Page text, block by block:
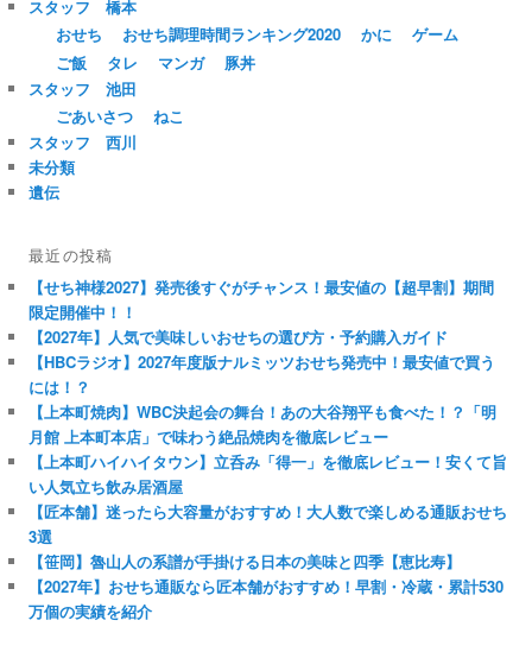
スタッフ 橋本
おせち
おせち調理時間ランキング2020 かに
ゲーム
ご飯
タレ マンガ
豚丼
スタッフ 池田
ごあいさつ
ねこ
スタッフ 西川
未分類
遺伝
最近の投稿
【せち神様2027】発売後すぐがチャンス！最安値の【超早割】期間
限定開催中！！
【2027年】人気で美味しいおせちの選び方・予約購入ガイド
【HBCラジオ】2027年度版ナルミッツおせち発売中！最安値で買う
には！？
【上本町焼肉】WBC決起会の舞台！あの大谷翔平も食べた！？「明
月館 上本町本店」で味わう絶品焼肉を徹底レビュー
【上本町ハイハイタウン】立呑み「得一」を徹底レビュー！安くて旨
い人気立ち飲み居酒屋
【匠本舗】迷ったら大容量がおすすめ！大人数で楽しめる通販おせち
3選
【笹岡】魯山人の系譜が手掛ける日本の美味と四季【恵比寿】
【2027年】おせち通販なら匠本舗がおすすめ！早割・冷蔵・累計530
万個の実績を紹介